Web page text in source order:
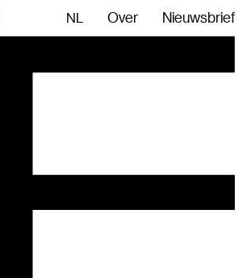
NL Over Nieuwsbrief